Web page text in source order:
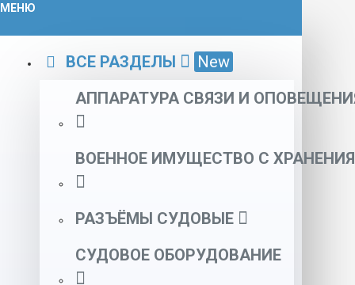
МЕНЮ
ВСЕ РАЗДЕЛЫ
New
АППАРАТУРА СВЯЗИ И
ВОЕННОЕ ИМУЩЕСТВО С ХРАНЕНИЯ
РАЗЪЁМЫ СУДОВЫЕ
СУДОВОЕ ОБОРУДОВАНИЕ